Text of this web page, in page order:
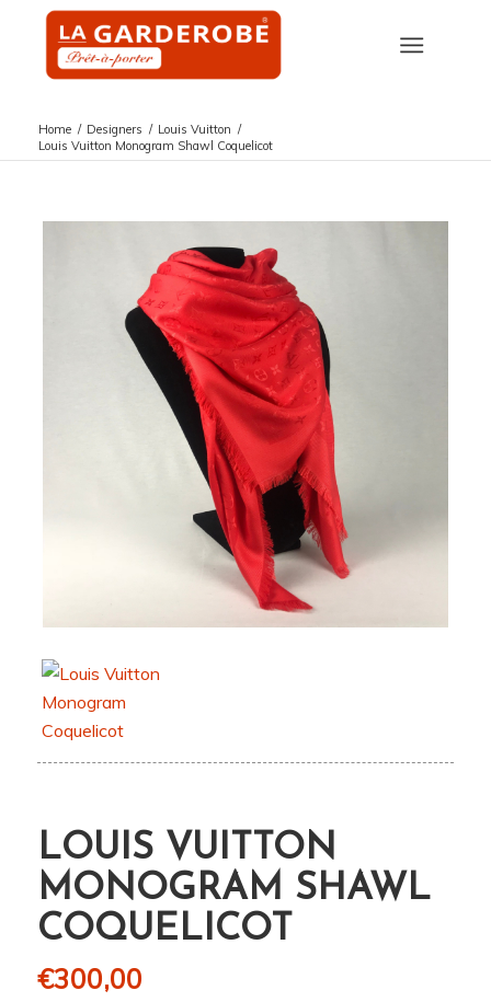
Home / Designers / Louis Vuitton /
Louis Vuitton Monogram Shawl Coquelicot
LOUIS VUITTON
MONOGRAM SHAWL
COQUELICOT
€300,00